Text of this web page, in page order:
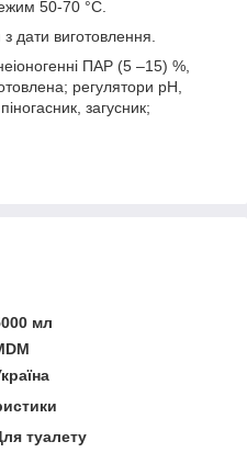
50-70 °С.
виготовлення.
ПАР (5 –15) %,
регулятори рН,
загусник;
мл
туалету